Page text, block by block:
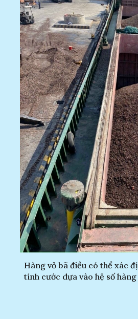
Hàng vỏ bã điều có thể xác
tính cước dựa vào hệ số hàng